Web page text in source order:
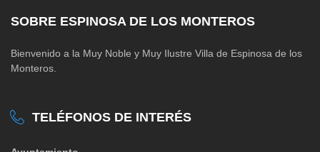
SOBRE ESPINOSA DE LOS MONTEROS
Bienvenido a la Muy Noble y Muy Ilustre Villa de Espinosa de los
Monteros.
TELÉFONOS DE INTERÉS